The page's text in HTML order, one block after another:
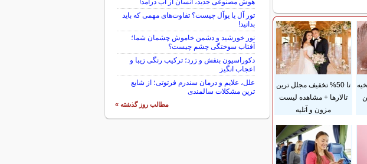
تا 50% تخفیف مجلل ترین
تالارها + مشاهده لیست
مزون و آتلیه
هوش مصنوعی جدید، انسان از آب درآمد!
تور آل یا یوآل چیست؟ تفاوت‌های مهمی که باید
بدانید!
نور خورشید و دشمن خاموش چشمان شما؛
آفتاب سوختگی چشم چیست؟
دکوراسیون بنفش و زرد؛ ترکیب رنگی زیبا و
اعجاب انگیز
علل، علایم و درمان سندرم فرتوتی؛ از شایع
ترین مشکلات سالمندی
مطالب روز گذشته »